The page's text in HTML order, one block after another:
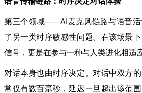
第三个领域——AI麦克风链路与语音活
了另一类时序敏感性问题。在该场景
信号，更是在参与一种与人类进化相适
对话本身也由时序决定。对话中双方
常仅有数百毫秒，延迟一旦超出该范